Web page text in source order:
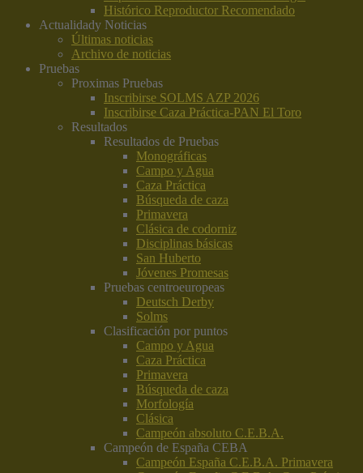
Histórico Reproductor Recomendado
Actualidady Noticias
Últimas noticias
Archivo de noticias
Pruebas
Proximas Pruebas
Inscribirse SOLMS AZP 2026
Inscribirse Caza Práctica-PAN El Toro
Resultados
Resultados de Pruebas
Monográficas
Campo y Agua
Caza Práctica
Búsqueda de caza
Primavera
Clásica de codorniz
Disciplinas básicas
San Huberto
Jóvenes Promesas
Pruebas centroeuropeas
Deutsch Derby
Solms
Clasificación por puntos
Campo y Agua
Caza Práctica
Primavera
Búsqueda de caza
Morfología
Clásica
Campeón absoluto C.E.B.A.
Campeón de España CEBA
Campeón España C.E.B.A. Primavera